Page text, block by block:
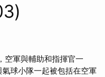
空軍與輔助和指揮官一
球小隊一起被包括在空軍